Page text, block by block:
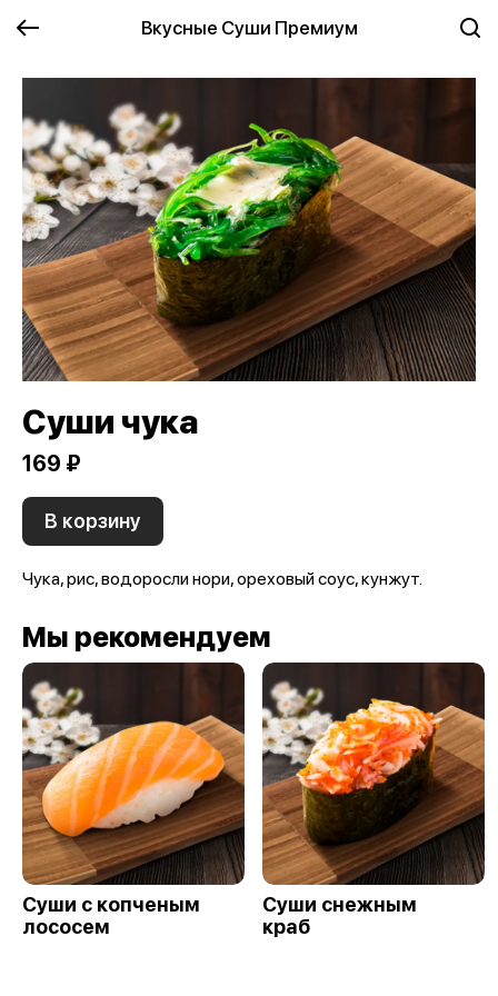
Вкусные Суши Премиум
Суши чука
169 ₽
В корзину
Чука, рис, водоросли нори, ореховый соус, кунжут.
Мы рекомендуем
Суши с копченым
лососем
Суши снежным
краб